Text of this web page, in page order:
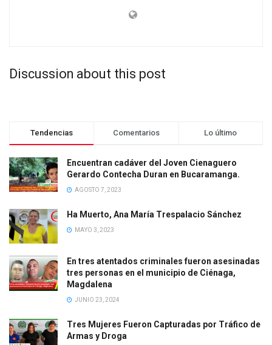
Discussion about this post
Tendencias Comentarios Lo último
Encuentran cadáver del Joven Cienaguero
Gerardo Contecha Duran en Bucaramanga.
AGOSTO 7, 2023
Ha Muerto, Ana María Trespalacio Sánchez
MAYO 3, 2023
En tres atentados criminales fueron asesinadas
tres personas en el municipio de Ciénaga,
Magdalena
JUNIO 23, 2024
Tres Mujeres Fueron Capturadas por Tráfico de
Armas y Droga